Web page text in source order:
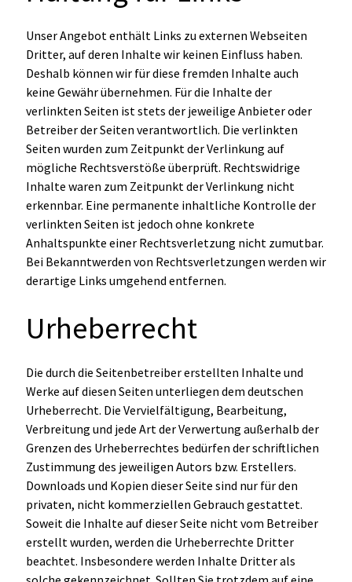
Unser Angebot enthält Links zu externen Webseiten
Dritter, auf deren Inhalte wir keinen Einfluss haben.
Deshalb können wir für diese fremden Inhalte auch
keine Gewähr übernehmen. Für die Inhalte der
verlinkten Seiten ist stets der jeweilige Anbieter oder
Betreiber der Seiten verantwortlich. Die verlinkten
Seiten wurden zum Zeitpunkt der Verlinkung auf
mögliche Rechtsverstöße überprüft. Rechtswidrige
Inhalte waren zum Zeitpunkt der Verlinkung nicht
erkennbar. Eine permanente inhaltliche Kontrolle der
verlinkten Seiten ist jedoch ohne konkrete
Anhaltspunkte einer Rechtsverletzung nicht zumutbar.
Bei Bekanntwerden von Rechtsverletzungen werden wir
derartige Links umgehend entfernen.
Urheberrecht
Die durch die Seitenbetreiber erstellten Inhalte und
Werke auf diesen Seiten unterliegen dem deutschen
Urheberrecht. Die Vervielfältigung, Bearbeitung,
Verbreitung und jede Art der Verwertung außerhalb der
Grenzen des Urheberrechtes bedürfen der schriftlichen
Zustimmung des jeweiligen Autors bzw. Erstellers.
Downloads und Kopien dieser Seite sind nur für den
privaten, nicht kommerziellen Gebrauch gestattet.
Soweit die Inhalte auf dieser Seite nicht vom Betreiber
erstellt wurden, werden die Urheberrechte Dritter
beachtet. Insbesondere werden Inhalte Dritter als